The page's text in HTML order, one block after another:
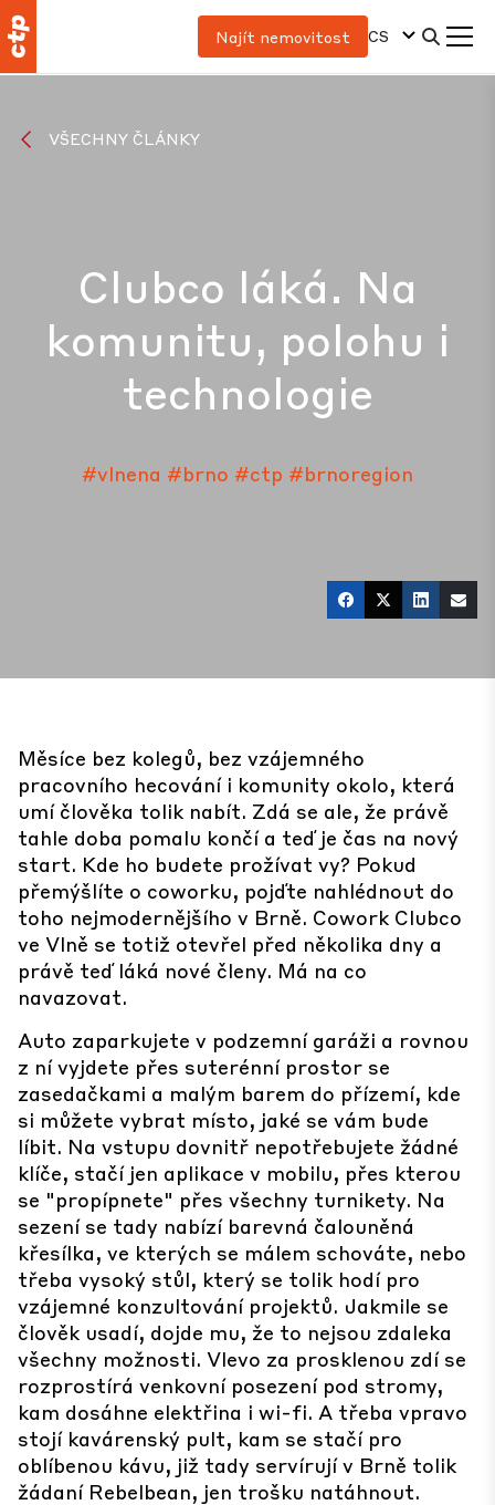
Najít nemovitost CS
VŠECHNY ČLÁNKY
Clubco láká. Na
komunitu, polohu i
technologie
#vlnena #brno #ctp #brnoregion
Měsíce bez kolegů, bez vzájemného
pracovního hecování i komunity okolo, která
umí člověka tolik nabít. Zdá se ale, že právě
tahle doba pomalu končí a teď je čas na nový
start. Kde ho budete prožívat vy? Pokud
přemýšlíte o coworku, pojďte nahlédnout do
toho nejmodernějšího v Brně. Cowork Clubco
ve Vlně se totiž otevřel před několika dny a
právě teď láká nové členy. Má na co
navazovat.
Auto zaparkujete v podzemní garáži a rovnou
z ní vyjdete přes suterénní prostor se
zasedačkami a malým barem do přízemí, kde
si můžete vybrat místo, jaké se vám bude
líbit. Na vstupu dovnitř nepotřebujete žádné
klíče, stačí jen aplikace v mobilu, přes kterou
se "propípnete" přes všechny turnikety. Na
sezení se tady nabízí barevná čalouněná
křesílka, ve kterých se málem schováte, nebo
třeba vysoký stůl, který se tolik hodí pro
vzájemné konzultování projektů. Jakmile se
člověk usadí, dojde mu, že to nejsou zdaleka
všechny možnosti. Vlevo za prosklenou zdí se
rozprostírá venkovní posezení pod stromy,
kam dosáhne elektřina i wi-fi. A třeba vpravo
stojí kavárenský pult, kam se stačí pro
oblíbenou kávu, již tady servírují v Brně tolik
žádaní Rebelbean, jen trošku natáhnout.